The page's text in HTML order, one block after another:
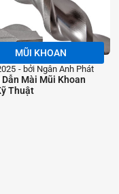
MŨI KHOAN
bởi Ngân Anh Phát
Mài Mũi Khoan
Thuật